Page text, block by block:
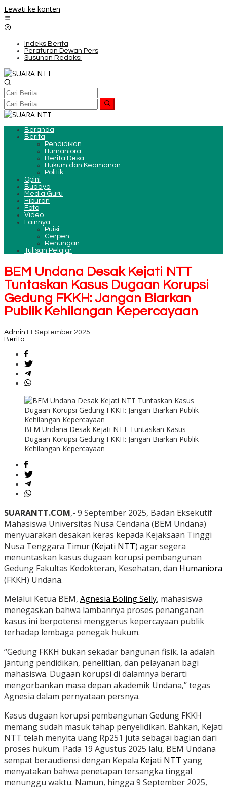
Lewati ke konten
Indeks Berita
Peraturan Dewan Pers
Susunan Redaksi
Beranda
Berita
Pendidikan
Humaniora
Berita Desa
Hukum dan Keamanan
Politik
Opini
Budaya
Media Guru
Hiburan
Foto
Video
Lainnya
Puisi
Cerpen
Renungan
Tulisan Pelajar
BEM Undana Desak Kejati NTT
Tuntaskan Kasus Dugaan Korupsi
Gedung FKKH: Jangan Biarkan
Publik Kehilangan Kepercayaan
Admin 11 September 2025
Berita
BEM Undana Desak Kejati NTT Tuntaskan Kasus
Dugaan Korupsi Gedung FKKH: Jangan Biarkan Publik
Kehilangan Kepercayaan
SUARANTT.COM,- 9 September 2025, Badan Eksekutif
Mahasiswa Universitas Nusa Cendana (BEM Undana)
menyuarakan desakan keras kepada Kejaksaan Tinggi
Nusa Tenggara Timur (Kejati NTT) agar segera
menuntaskan kasus dugaan korupsi pembangunan
Gedung Fakultas Kedokteran, Kesehatan, dan Humaniora
(FKKH) Undana.
Melalui Ketua BEM, Agnesia Boling Selly, mahasiswa
menegaskan bahwa lambannya proses penanganan
kasus ini berpotensi menggerus kepercayaan publik
terhadap lembaga penegak hukum.
“Gedung FKKH bukan sekadar bangunan fisik. Ia adalah
jantung pendidikan, penelitian, dan pelayanan bagi
mahasiswa. Dugaan korupsi di dalamnya berarti
mengorbankan masa depan akademik Undana,” tegas
Agnesia dalam pernyataan persnya.
Kasus dugaan korupsi pembangunan Gedung FKKH
memang sudah masuk tahap penyelidikan. Bahkan, Kejati
NTT telah menyita uang Rp251 juta sebagai bagian dari
proses hukum. Pada 19 Agustus 2025 lalu, BEM Undana
sempat beraudiensi dengan Kepala Kejati NTT yang
menyatakan bahwa penetapan tersangka tinggal
menunggu waktu. Namun, hingga 9 September 2025,